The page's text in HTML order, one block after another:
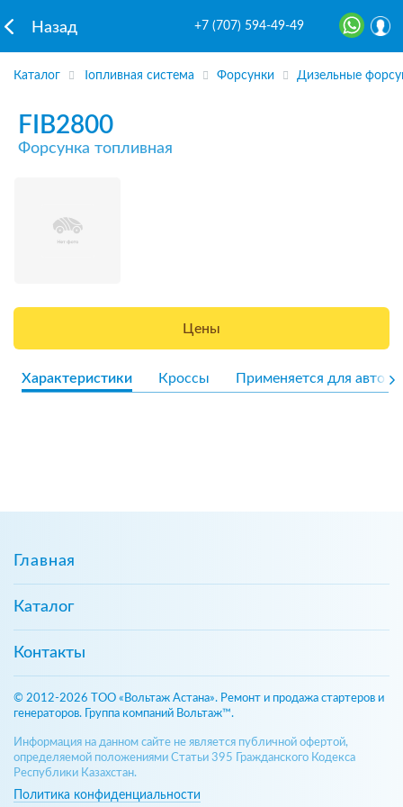
Назад +7 (707) 594-49-49
Каталог Топливная система Форсунки Дизельные
FIB2800
Форсунка топливная
Цены
Характеристики Кроссы Применяется для авто
Главная
Каталог
Контакты
© 2012-2026 ТОО «Вольтаж Астана». Ремонт и продажа стартеров и
генераторов. Группа компаний Вольтаж™.
Информация на данном сайте не является публичной офертой,
определяемой положениями Статьи 395 Гражданского Кодекса
Республики Казахстан.
Политика конфиденциальности